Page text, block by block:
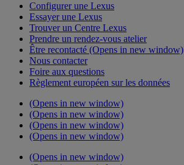
Configurer une Lexus
Essayer une Lexus
Trouver un Centre Lexus
Prendre un rendez-vous atelier
Être recontacté (Opens in new window)
Nous contacter
Foire aux questions
Règlement européen sur les données
(Opens in new window)
(Opens in new window)
(Opens in new window)
(Opens in new window)
(Opens in new window)